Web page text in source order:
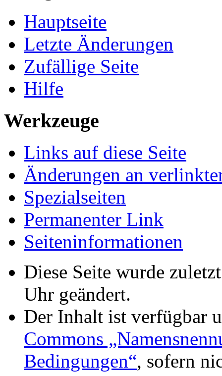
Hauptseite
Letzte Änderungen
Zufällige Seite
Hilfe
Werkzeuge
Links auf diese Seite
Änderungen an
Spezialseiten
Permanenter Link
Seiten­informationen
Diese Seite wurde
Uhr geändert.
Der Inhalt ist verfügbar
Commons
Bedingungen“, sofern